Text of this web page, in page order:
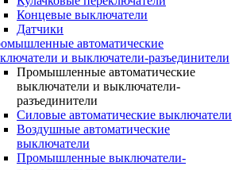
Концевые выключатели
Датчики
автоматические
и выключатели-разъединители
Промышленные автоматические
выключатели и выключатели-
разъединители
Силовые автоматические выключатели
Воздушные автоматические
выключатели
Промышленные выключатели-